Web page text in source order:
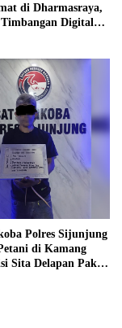
di Dharmasraya,
Digital
Polres Sijunjung
di Kamang
Sita Delapan Paket